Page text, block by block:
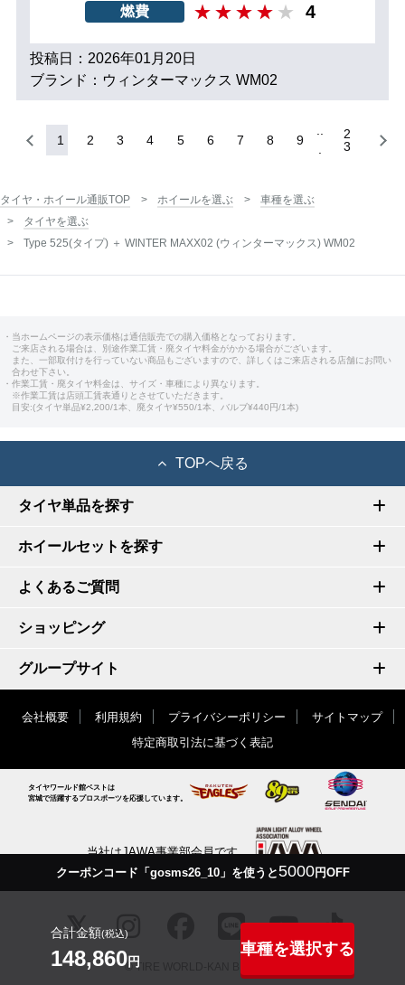
燃費 4
投稿日：2026年01月20日
ブランド：ウィンターマックス WM02
1 2 3 4 5 6 7 8 9
2
3
クーポンコード「gosms26_10」を使うと5000円OFF
合計金額(税込)
148,860円
車種を選択する
タイヤ・ホイール通販TOP ホイールを選ぶ
車種を選ぶ
タイヤを選ぶ
Type 525(タイプ) ＋ WINTER MAXX02 (ウィンターマックス) WM02
・当ホームページの表示価格は通信販売での購入価格となっております。
ご来店される場合は、別途作業工賃・廃タイヤ料金がかかる場合がございます。
また、一部取付けを行っていない商品もございますので、詳しくはご来店される店舗にお問い
合わせ下さい。
・作業工賃・廃タイヤ料金は、サイズ・車種により異なります。
※作業工賃は店頭工賃表通りとさせていただきます。
目安:(タイヤ単品¥2,200/1本、廃タイヤ¥550/1本、バルブ¥440円/1本)
TOPへ戻る
タイヤ単品を探す
ホイールセットを探す
よくあるご質問
ショッピング
グループサイト
会社概要 利用規約 プライバシーポリシー
サイトマップ
特定商取引法に基づく表記
タイヤワールド館ベストは
宮城で活躍するプロスポーツを応援しています。
当社はJAWA事業部会員です
© TIRE WORLD-KAN BEST inc.